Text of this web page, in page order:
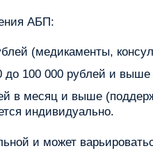
АБП:
(медикаменты,
до 100 000 рублей и
в месяц и выше
индивидуально.
и может